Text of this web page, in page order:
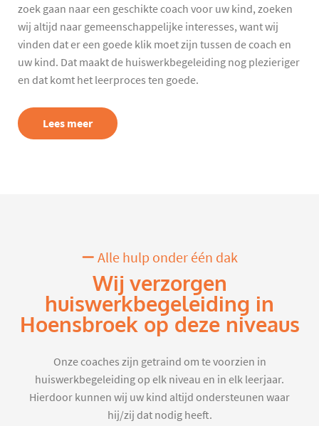
zoek gaan naar een geschikte coach voor uw kind, zoeken
wij altijd naar gemeenschappelijke interesses, want wij
vinden dat er een goede klik moet zijn tussen de coach en
uw kind. Dat maakt de huiswerkbegeleiding nog plezieriger
en dat komt het leerproces ten goede.
Lees meer
Alle hulp onder één dak
Wij verzorgen
huiswerkbegeleiding in
Hoensbroek op deze niveaus
Onze coaches zijn getraind om te voorzien in
huiswerkbegeleiding op elk niveau en in elk leerjaar.
Hierdoor kunnen wij uw kind altijd ondersteunen waar
hij/zij dat nodig heeft.